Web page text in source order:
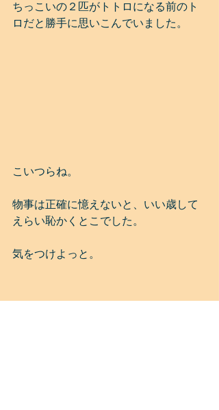
ちっこいの２匹がトトロになる前のト
ロだと勝手に思いこんでいました。
こいつらね。
物事は正確に憶えないと、いい歳して
えらい恥かくとこでした。
気をつけよっと。